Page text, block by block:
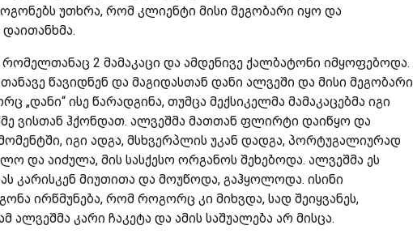
უთხრა, რომ კლიენტი მისი მეგობარი იყო და
2 მამაკაცი და ამდენივე ქალბატონი იმყოფებოდა.
წავიდნენ და მაგიდასთან დანი ალვეში და მისი მეგობარი
ისე წარადგინა, თუმცა მექსიკელმა მამაკაცებმა იგი
ვისთან ჰქონდათ. ალვეშმა მათთან ფლირტი დაიწყო და
იგი ადგა, მსხვერპლის უკან დადგა, პორტუგალიურად
და აიძულა, მის სასქესო ორგანოს შეხებოდა. ალვეშმა ეს
კარისკენ მიუთითა და მოუწოდა, გაჰყოლოდა. ისინი
ირწმუნება, რომ როგორც კი მიხვდა, სად შეიყვანეს,
კარი ჩაკეტა და ამის საშუალება არ მისცა.